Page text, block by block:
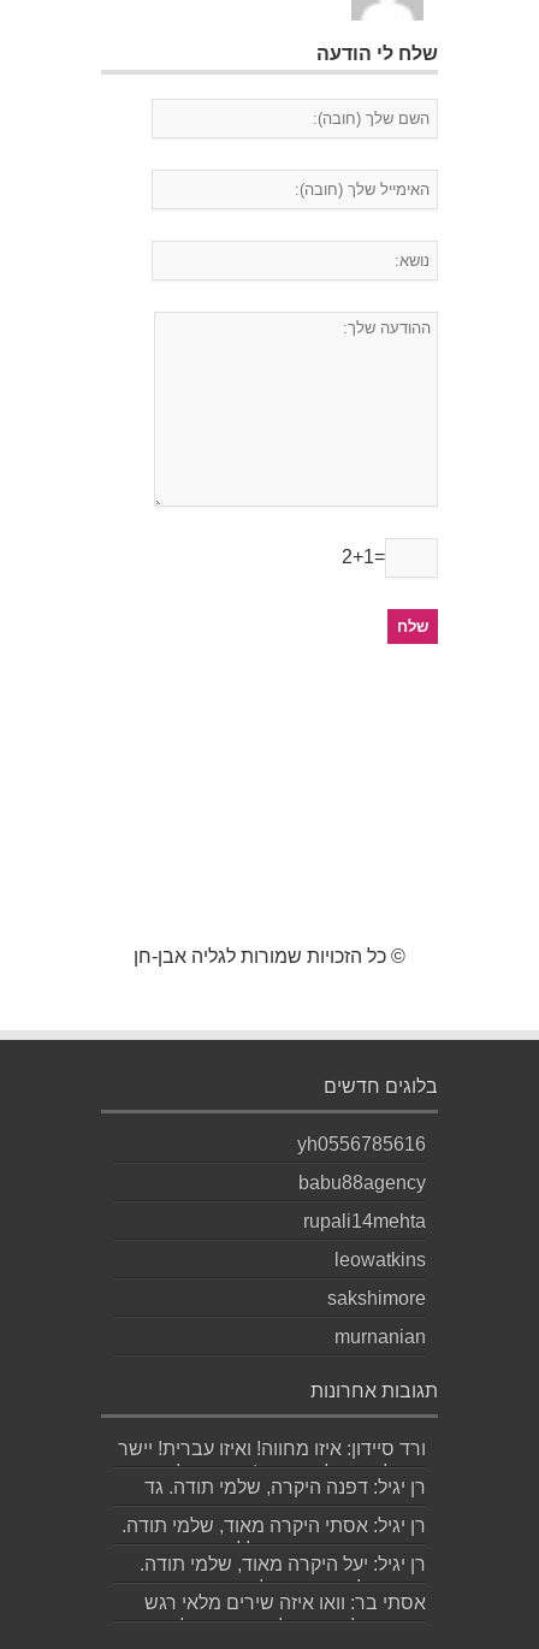
שלח לי הודעה
2+1=
© כל הזכויות שמורות לגליה אבן-חן
בלוגים חדשים
yh0556785616
babu88agency
rupali14mehta
leowatkins
sakshimore
murnanian
תגובות אחרונות
ורד סיידון: איזו מחווה! ואיזו עברית! יישר
כוח לכותב ולאהובתו :) שבת שלום...
רן יגיל: דפנה היקרה, שלמי תודה. גד
הוא אכן משורר איכותי ביותר. אמסור...
רן יגיל: אסתי היקרה מאוד, שלמי תודה.
ניכר כי השירים דיברו לליבך. אמסו...
רן יגיל: יעל היקרה מאוד, שלמי תודה.
אמסור לגד. שבת שלום. רן...
אסתי בר: וואו איזה שירים מלאי רגש
ותשוקה לאהובה ולאהבה הגדולה